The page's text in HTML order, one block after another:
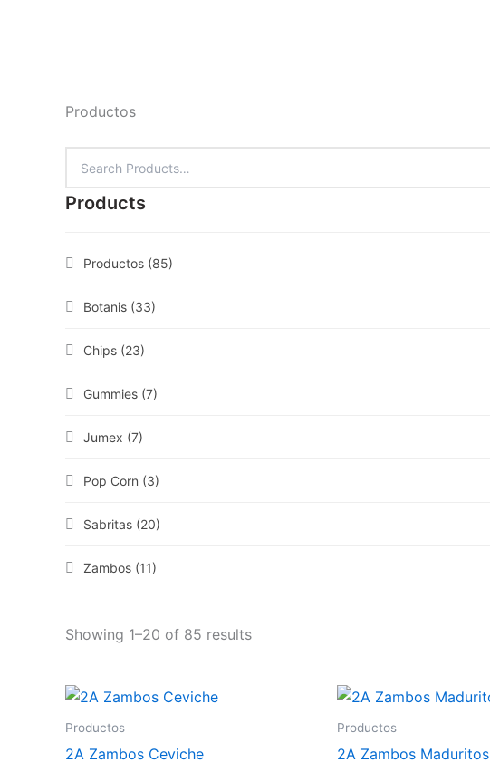
Productos
Products
Productos (85)
Botanis (33)
Chips (23)
Gummies (7)
Jumex (7)
Pop Corn (3)
Sabritas (20)
Zambos (11)
Showing 1–20 of 85 results
Productos
2A Zambos Ceviche
Productos
2A Zambos Maduritos